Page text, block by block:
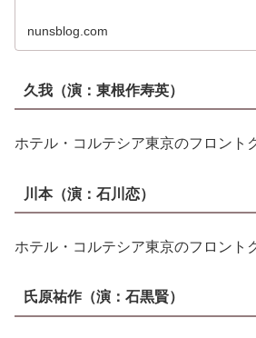
nunsblog.com
久我（演： 東根作寿英）
ホテル・コルテシア東京のフロント
川本（演： 石川恋）
ホテル・コルテシア東京のフロント
氏原祐作（演： 石黒賢）